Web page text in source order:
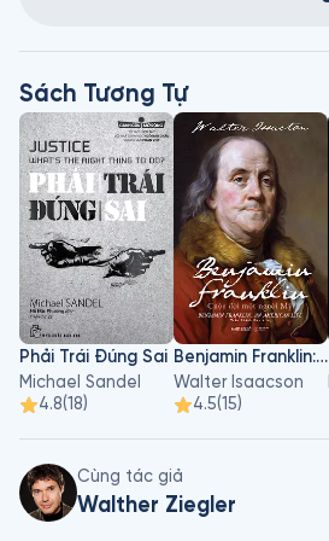
Sách Tương Tự
Phải Trái Đúng Sai
Michael Sandel
4.8(18)
Benjamin Franklin: Cuộc Đời Một Người Mỹ
Walter Isaacson
4.5(15)
Cùng tác giả
Walther Ziegler